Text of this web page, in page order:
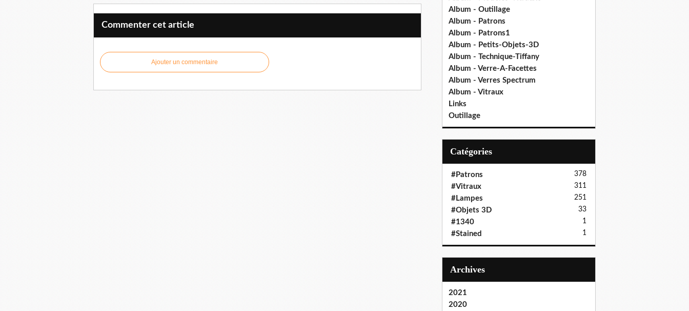
Commenter cet article
Ajouter un commentaire
Album - Outillage
Album - Patrons
Album - Patrons1
Album - Petits-Objets-3D
Album - Technique-Tiffany
Album - Verre-A-Facettes
Album - Verres Spectrum
Album - Vitraux
Links
Outillage
Catégories
#Patrons 378
#Vitraux 311
#Lampes 251
#Objets 3D 33
#1340 1
#Stained 1
Archives
2021
2020